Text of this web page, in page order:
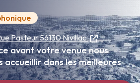
Pasteur56130 Nivillac
avant votre venue nous
accueillir dans les meilleures